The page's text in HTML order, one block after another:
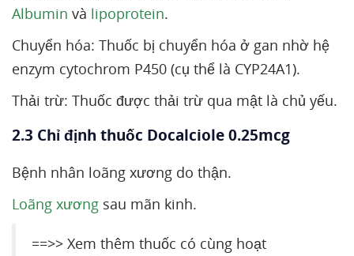
Albumin và lipoprotein.
Chuyển hóa: Thuốc bị chuyển hóa ở gan nhờ hệ
enzym cytochrom P450 (cụ thể là CYP24A1).
Thải trừ: Thuốc được thải trừ qua mật là chủ yếu.
2.3 Chỉ định thuốc Docalciole 0.25mcg
Bệnh nhân loãng xương do thận.
Loãng xương sau mãn kinh.
==>> Xem thêm thuốc có cùng hoạt